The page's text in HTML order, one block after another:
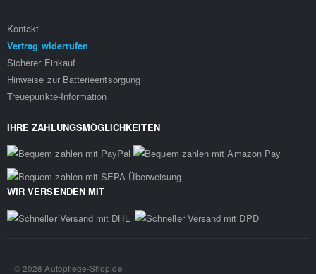
Kontakt
Vertrag widerrufen
Sicherer Einkauf
Hinweise zur Batterieentsorgung
Treuepunkte-Information
IHRE ZAHLUNGSMÖGLICHKEITEN
WIR VERSENDEN MIT
© 2026 Autopflege-Shop.de